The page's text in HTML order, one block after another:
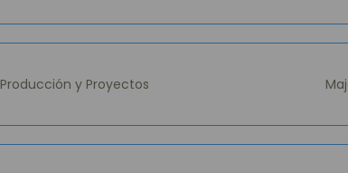
Producción y Proyectos